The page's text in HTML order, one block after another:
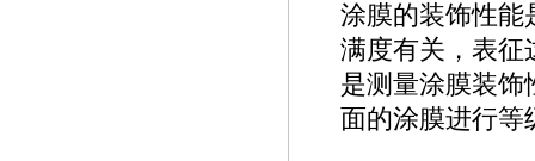
涂膜的装饰性能
满度有关，表征
是测量涂膜装饰
面的涂膜进行等